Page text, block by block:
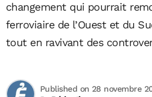
changement qui pourrait
ferroviaire de l’Ouest et du
tout en ravivant des
Published on 28 novembre